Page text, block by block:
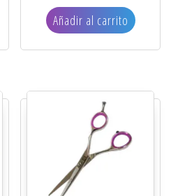
Añadir al carrito